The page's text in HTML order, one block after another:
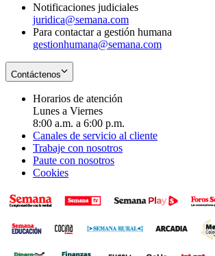
Notificaciones judiciales
juridica@semana.com
Para contactar a gestión humana
gestionhumana@semana.com
Contáctenos
Horarios de atención
Lunes a Viernes
8:00 a.m. a 6:00 p.m.
Canales de servicio al cliente
Trabaje con nosotros
Paute con nosotros
Cookies